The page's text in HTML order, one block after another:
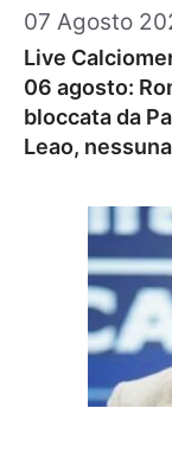
07 Agosto
Live
06 agosto:
bloccata da
Leao,